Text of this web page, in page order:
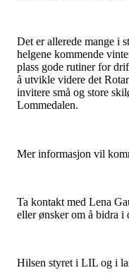
Det er allerede mange i
helgene kommende
plass gode rutiner for
å utvikle videre det
invitere små og store
Lommedalen.
Mer informasjon vil
Ta kontakt med Lena
eller ønsker om å bidra i
Hilsen styret i LIL og i